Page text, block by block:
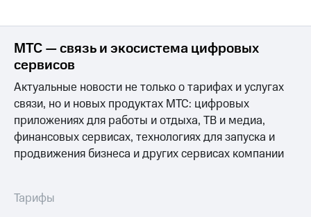
МТС — связь и экосистема цифровых
сервисов
Актуальные новости не только о тарифах и услугах
связи, но и новых продуктах МТС: цифровых
приложениях для работы и отдыха, ТВ и медиа,
финансовых сервисах, технологиях для запуска и
продвижения бизнеса и других сервисах компании
Тарифы